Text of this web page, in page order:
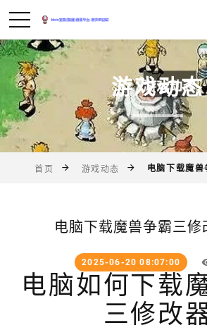
游戏动态
首页 游戏动态 电脑下载魔
电脑下载魔兽争霸三修
2025-06-20 08:07:00
电脑如何下载
三修改